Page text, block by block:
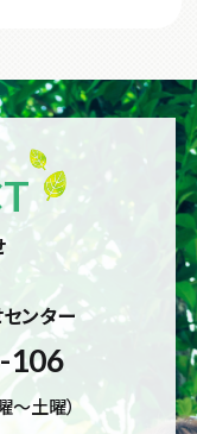
ンター
106
～土曜）